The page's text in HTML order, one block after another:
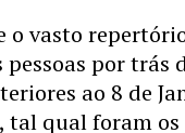
o vasto
pessoas por trás
ao 8 de
tal qual foram os